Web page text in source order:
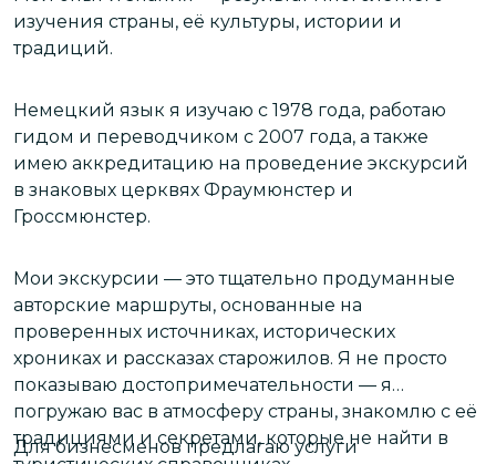
изучения страны, её культуры, истории и
традиций.
Немецкий язык я изучаю с 1978 года, работаю
гидом и переводчиком с 2007 года, а также
имею аккредитацию на проведение экскурсий
в знаковых церквях Фраумюнстер и
Гроссмюнстер.
Мои экскурсии — это тщательно продуманные
авторские маршруты, основанные на
проверенных источниках, исторических
хрониках и рассказах старожилов. Я не просто
показываю достопримечательности — я
погружаю вас в атмосферу страны, знакомлю с её
традициями и секретами, которые не найти в
Для бизнесменов предлагаю услуги